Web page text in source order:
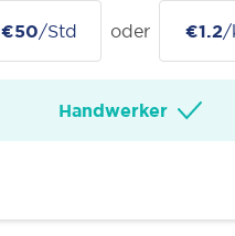
€50/Std oder €1.2/
Handwerker